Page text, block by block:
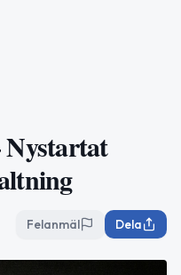
Felanmäl Dela